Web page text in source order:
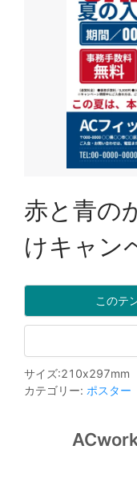
赤と青の
けキャン
このテ
サイズ:210x297mm
カテゴリー: ポスター